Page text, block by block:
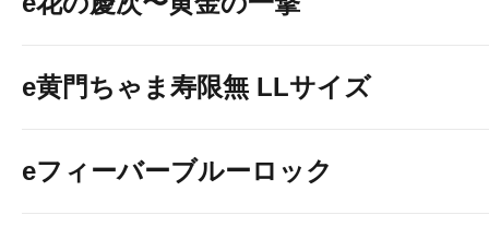
e黄門ちゃま寿限無 LLサイズ
eフィーバーブルーロック